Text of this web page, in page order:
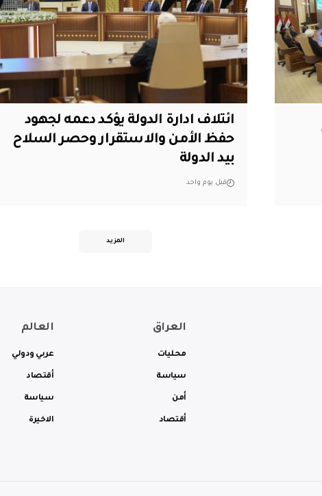
ائتلاف ادارة الدولة يؤكد دعمه لجهود
حفظ الأمن والاستقرار وحصر السلاح
بيد الدولة
قبل يوم واحد
المزيد
العراق
محليات
سياسة
أمن
أقتصاد
العالم
عربي ودولي
أقتصاد
سياسة
الاخيرة